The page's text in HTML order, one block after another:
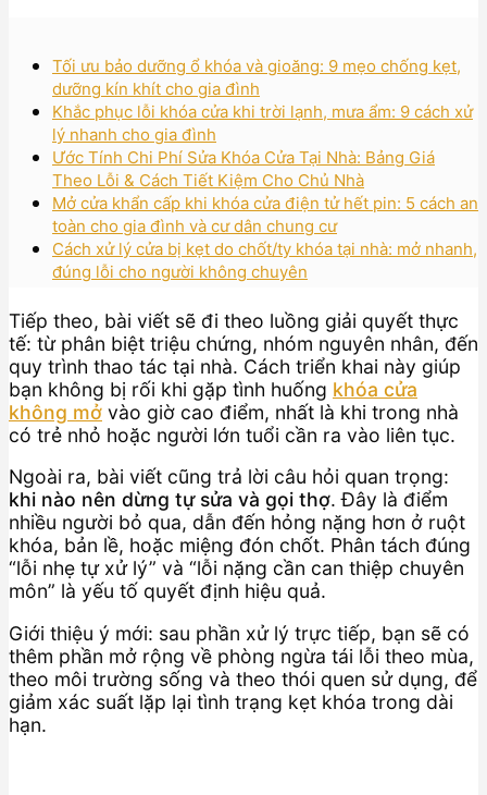
Tối ưu bảo dưỡng ổ khóa và gioăng: 9 mẹo chống kẹt,
dưỡng kín khít cho gia đình
Khắc phục lỗi khóa cửa khi trời lạnh, mưa ẩm: 9 cách xử
lý nhanh cho gia đình
Ước Tính Chi Phí Sửa Khóa Cửa Tại Nhà: Bảng Giá
Theo Lỗi & Cách Tiết Kiệm Cho Chủ Nhà
Mở cửa khẩn cấp khi khóa cửa điện tử hết pin: 5 cách an
toàn cho gia đình và cư dân chung cư
Cách xử lý cửa bị kẹt do chốt/ty khóa tại nhà: mở nhanh,
đúng lỗi cho người không chuyên
Tiếp theo, bài viết sẽ đi theo luồng giải quyết thực
tế: từ phân biệt triệu chứng, nhóm nguyên nhân, đến
quy trình thao tác tại nhà. Cách triển khai này giúp
bạn không bị rối khi gặp tình huống khóa cửa
không mở vào giờ cao điểm, nhất là khi trong nhà
có trẻ nhỏ hoặc người lớn tuổi cần ra vào liên tục.
Ngoài ra, bài viết cũng trả lời câu hỏi quan trọng:
khi nào nên dừng tự sửa và gọi thợ. Đây là điểm
nhiều người bỏ qua, dẫn đến hỏng nặng hơn ở ruột
khóa, bản lề, hoặc miệng đón chốt. Phân tách đúng
“lỗi nhẹ tự xử lý” và “lỗi nặng cần can thiệp chuyên
môn” là yếu tố quyết định hiệu quả.
Giới thiệu ý mới: sau phần xử lý trực tiếp, bạn sẽ có
thêm phần mở rộng về phòng ngừa tái lỗi theo mùa,
theo môi trường sống và theo thói quen sử dụng, để
giảm xác suất lặp lại tình trạng kẹt khóa trong dài
hạn.